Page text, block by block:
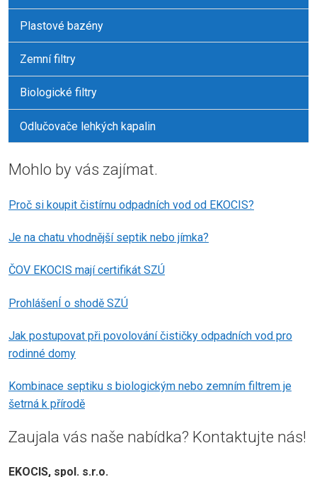
Plastové bazény
Zemní filtry
Biologické filtry
Odlučovače lehkých kapalin
Mohlo by vás zajímat.
Proč si koupit čistírnu odpadních vod od EKOCIS?
Je na chatu vhodnější septik nebo jímka?
ČOV EKOCIS mají certifikát SZÚ
ProhlášenÍ o shodě SZÚ
Jak postupovat při povolování čističky odpadních vod pro
rodinné domy
Kombinace septiku s biologickým nebo zemním filtrem je
šetrná k přírodě
Zaujala vás naše nabídka? Kontaktujte nás!
EKOCIS, spol. s.r.o.